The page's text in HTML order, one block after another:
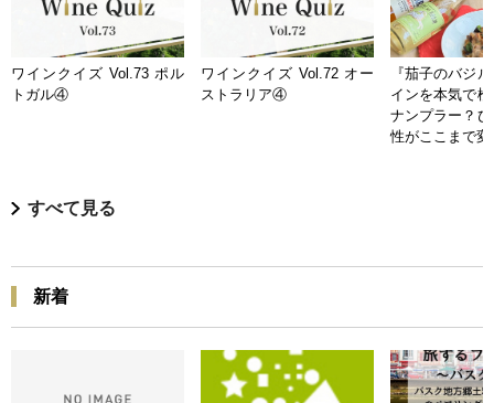
ワインクイズ Vol.73 ポル
トガル④
ワインクイズ Vol.72 オー
ストラリア④
『茄子のバジ
インを本気で
ナンプラー？
性がここまで
すべて見る
新着